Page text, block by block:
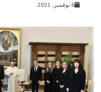
6 نوفمبر, 2021